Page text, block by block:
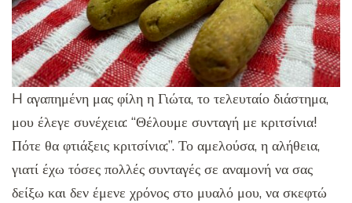
H αγαπημένη μας φίλη η Γιώτα, το τελευταίο διάστημα,
μου έλεγε συνέχεια: “Θέλουμε συνταγή με κριτσίνια!
Πότε θα φτιάξεις κριτσίνια;”. Το αμελούσα, η αλήθεια,
γιατί έχω τόσες πολλές συνταγές σε αναμονή να σας
δείξω και δεν έμενε χρόνος στο μυαλό μου, να σκεφτώ